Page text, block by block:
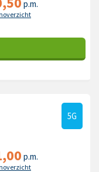
p.m.
5G
p.m.